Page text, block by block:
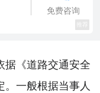
免费咨询
据《道路交通安全
。一般根据当事人